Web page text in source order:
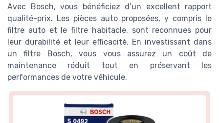
Avec Bosch, vous bénéficiez d’un excellent rapport
qualité-prix. Les pièces auto proposées, y compris le
filtre auto et le filtre habitacle, sont reconnues pour
leur durabilité et leur efficacité. En investissant dans
un filtre Bosch, vous vous assurez un coût de
maintenance réduit tout en préservant les
performances de votre véhicule.